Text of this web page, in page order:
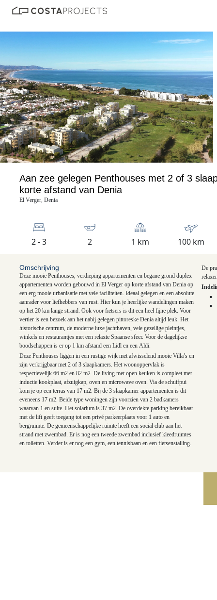
Aan zee gelegen Penthouses met 2 of 3
korte afstand van Denia
El Verger, Denia
2 - 3 2 1 km 100 km
Omschrijving
Deze mooie Penthouses, verdieping appartementen en begane grond duplex
appartementen worden gebouwd in El Verger op korte afstand van Denia op
een erg mooie urbanisatie met vele faciliteiten. Ideaal gelegen en een absolute
aanrader voor liefhebbers van rust. Hier kun je heerlijke wandelingen maken
op het 20 km lange strand. Ook voor fietsers is dit een heel fijne plek. Voor
vertier is een bezoek aan het nabij gelegen pittoreske Denia altijd leuk. Het
historische centrum, de moderne luxe jachthaven, vele gezellige pleintjes,
winkels en restaurantjes met een relaxte Spaanse sfeer. Voor de dagelijkse
boodschappen is er op 1 km afstand een Lidl en een Aldi.
Deze Penthouses liggen in een rustige wijk met afwisselend mooie Villa’s en
zijn verkrijgbaar met 2 of 3 slaapkamers. Het woonoppervlak is
respectievelijk 66 m2 en 82 m2. De living met open keuken is compleet met
inductie kookplaat, afzuigkap, oven en microwave oven. Via de schuifpui
kom je op een terras van 17 m2. Bij de 3 slaapkamer appartementen is dit
eveneens 17 m2. Beide type woningen zijn voorzien van 2 badkamers
waarvan 1 en suite. Het solarium is 37 m2. De overdekte parking bereikbaar
met de lift geeft toegang tot een privé parkeerplaats voor 1 auto en
bergruimte. De gemeenschappelijke ruimte heeft een social club aan het
strand met zwembad. Er is nog een tweede zwembad inclusief kleedruimtes
en toiletten. Verder is er nog een gym, een tennisbaan en een fietsenstalling.
De